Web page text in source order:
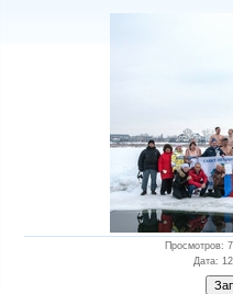
Просмотров:
Дата: